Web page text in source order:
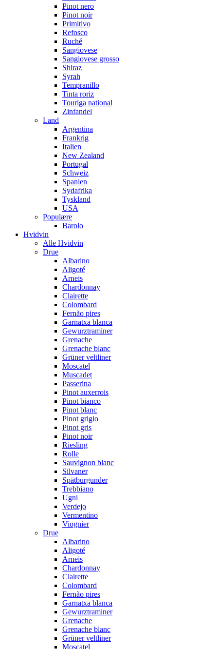
Pinot nero
Pinot noir
Primitivo
Refosco
Ruché
Sangiovese
Sangiovese grosso
Shiraz
Syrah
Tempranillo
Tinta roriz
Touriga national
Zinfandel
Land
Argentina
Frankrig
Italien
New Zealand
Portugal
Schweiz
Spanien
Sydafrika
Tyskland
USA
Populære
Barolo
Hvidvin
Alle Hvidvin
Drue
Albarino
Aligoté
Arneis
Chardonnay
Clairette
Colombard
Fernão pires
Garnatxa blanca
Gewurztraminer
Grenache
Grenache blanc
Grüner veltliner
Moscatel
Muscadet
Passerina
Pinot auxerrois
Pinot bianco
Pinot blanc
Pinot grigio
Pinot gris
Pinot noir
Riesling
Rolle
Sauvignon blanc
Silvaner
Spätburgunder
Trebbiano
Ugni
Verdejo
Vermentino
Viognier
Drue
Albarino
Aligoté
Arneis
Chardonnay
Clairette
Colombard
Fernão pires
Garnatxa blanca
Gewurztraminer
Grenache
Grenache blanc
Grüner veltliner
Moscatel